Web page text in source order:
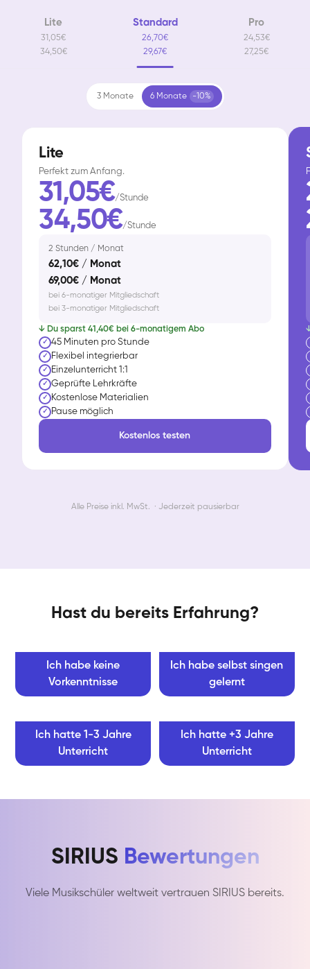
Lite
31,05€
34,50€
Standard
26,70€
29,67€
Pro
24,53€
27,25€
3 Monate 6 Monate -10%
Lite
Perfekt zum Anfang.
31,05€/Stunde
34,50€/Stunde
2 Stunden / Monat
62,10€ / Monat
69,00€ / Monat
bei 6-monatiger Mitgliedschaft
bei 3-monatiger Mitgliedschaft
↓ Du sparst 41,40€ bei 6-monatigem Abo
✓ 45 Minuten pro Stunde
✓ Flexibel integrierbar
✓ Einzelunterricht 1:1
✓ Geprüfte Lehrkräfte
✓ Kostenlose Materialien
✓ Pause möglich
Kostenlos testen
Alle Preise inkl. MwSt. · Jederzeit pausierbar
Hast du bereits Erfahrung?
Ich habe keine
Vorkenntnisse
Ich habe selbst singen
gelernt
Ich hatte 1-3 Jahre
Unterricht
Ich hatte +3 Jahre
Unterricht
SIRIUS Bewertungen
Viele Musikschüler weltweit vertrauen SIRIUS bereits.